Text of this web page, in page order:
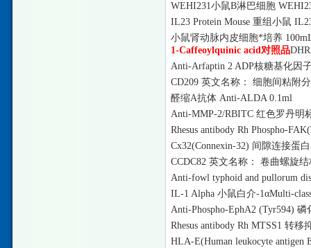
WEHI231小鼠B淋巴细胞
IL23 Protein Mouse 重组小鼠
小鼠肾动脉内皮细胞*培养
1-Caffeoylquinic acid对照品
Anti-Arfaptin 2 ADP核糖基化因
CD209 英文名称： 细胞间粘附
醛缩A抗体 Anti-ALDA 0.1ml
Anti-MMP-2/RBITC 红色罗丹明
Rhesus antibody Rh Phospho-
Cx32(Connexin-32) 间隙连接蛋
CCDC82 英文名称： 卷曲螺旋
Anti-fowl typhoid and pullorum
IL-1 Alpha 小鼠白介-1αMulti-
Anti-Phospho-EphA2 (Tyr594)
Rhesus antibody Rh MTSS1 转
HLA-E(Human leukocyte